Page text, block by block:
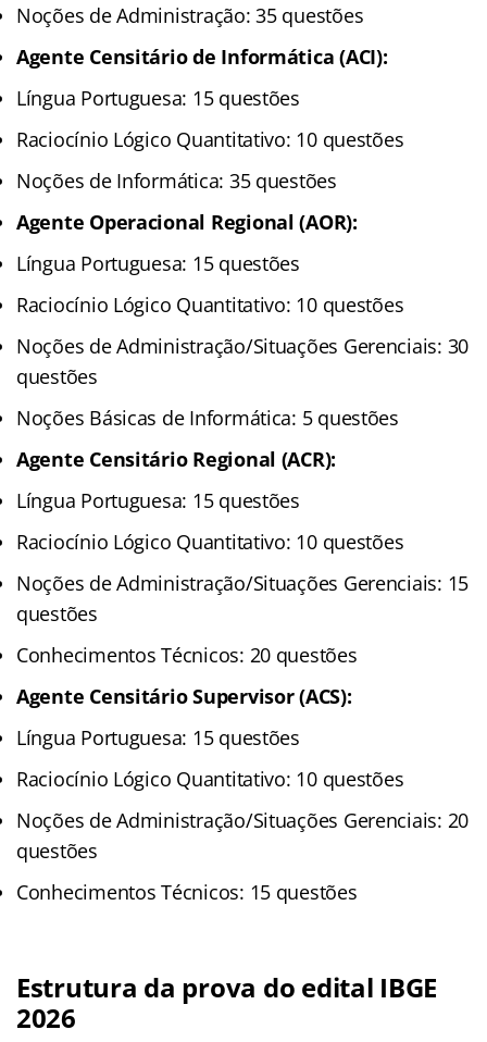
Noções de Administração: 35 questões
Agente Censitário de Informática (ACI):
Língua Portuguesa: 15 questões
Raciocínio Lógico Quantitativo: 10 questões
Noções de Informática: 35 questões
Agente Operacional Regional (AOR):
Língua Portuguesa: 15 questões
Raciocínio Lógico Quantitativo: 10 questões
Noções de Administração/Situações Gerenciais: 30
questões
Noções Básicas de Informática: 5 questões
Agente Censitário Regional (ACR):
Língua Portuguesa: 15 questões
Raciocínio Lógico Quantitativo: 10 questões
Noções de Administração/Situações Gerenciais: 15
questões
Conhecimentos Técnicos: 20 questões
Agente Censitário Supervisor (ACS):
Língua Portuguesa: 15 questões
Raciocínio Lógico Quantitativo: 10 questões
Noções de Administração/Situações Gerenciais: 20
questões
Conhecimentos Técnicos: 15 questões
Estrutura da prova do edital IBGE
2026